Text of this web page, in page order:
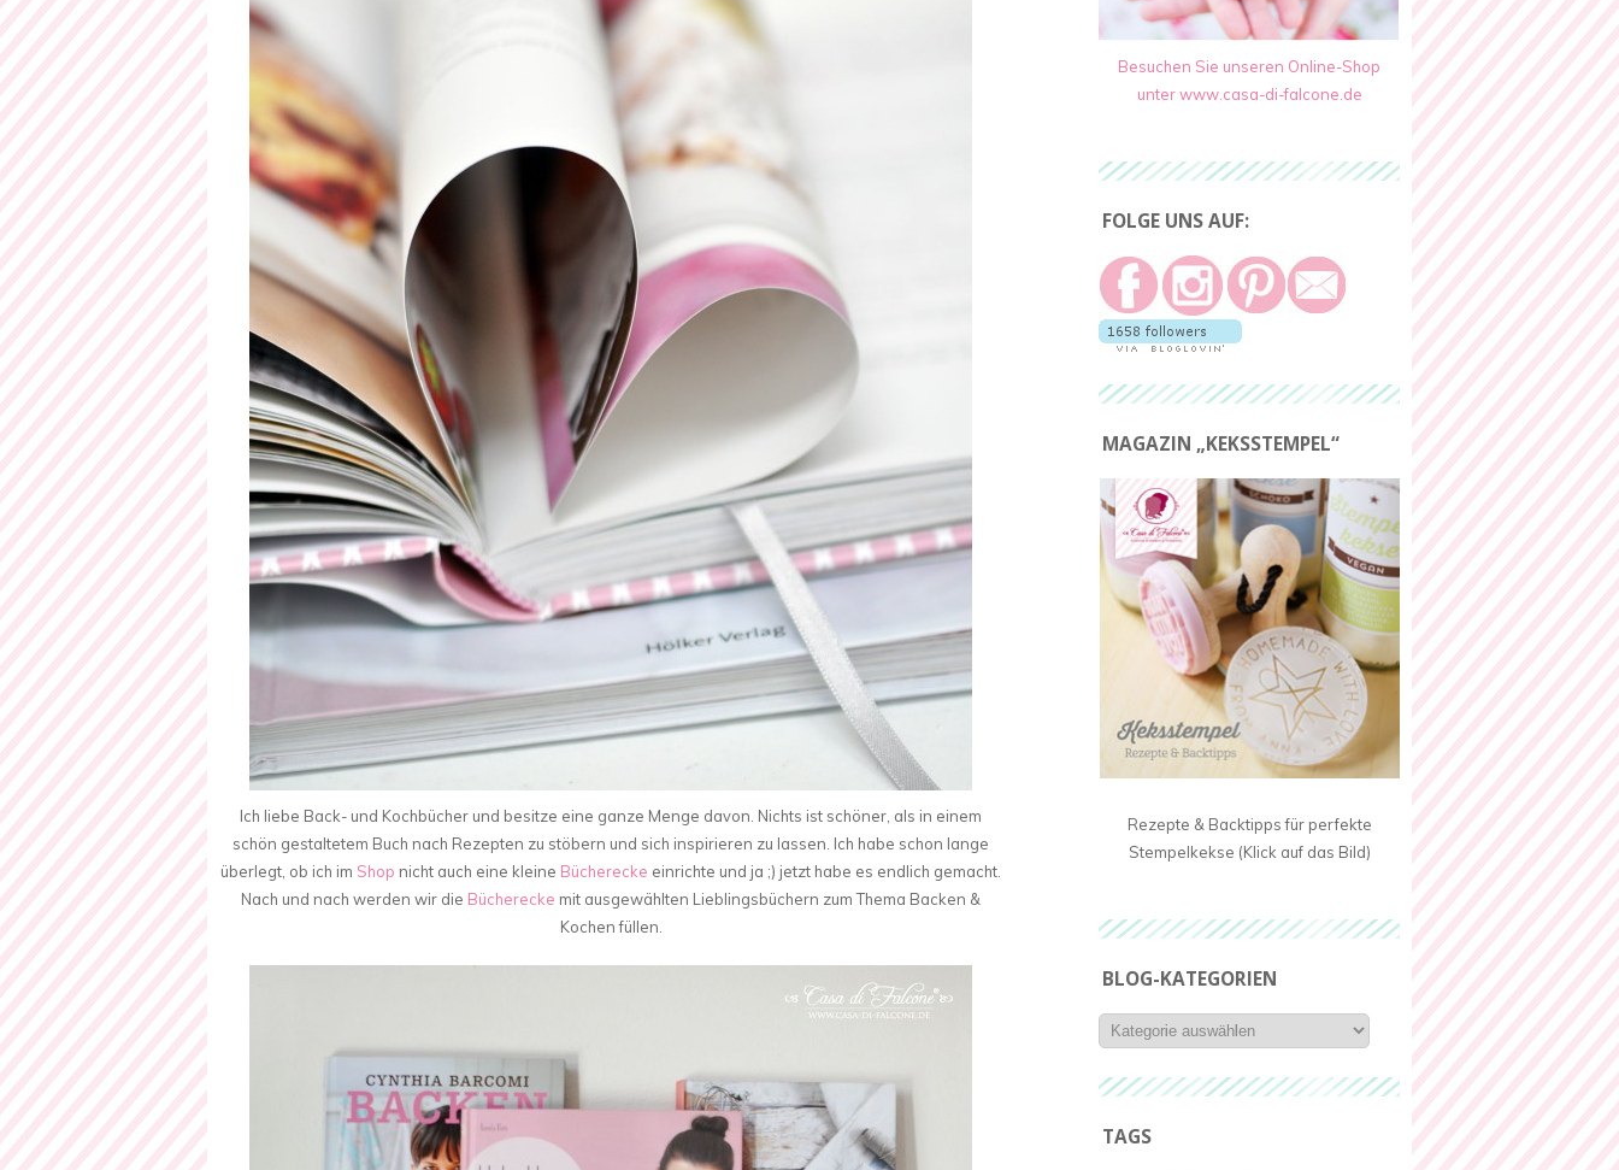
Ich liebe Back- und Kochbücher und besitze eine ganze Menge davon. Nichts ist schöner, als in einem
schön gestaltetem Buch nach Rezepten zu stöbern und sich inspirieren zu lassen. Ich habe schon lange
überlegt, ob ich im Shop nicht auch eine kleine Bücherecke einrichte und ja ;) jetzt habe es endlich gemacht.
Nach und nach werden wir die Bücherecke mit ausgewählten Lieblingsbüchern zum Thema Backen &
Kochen füllen.
Besuchen Sie unseren Online-Shop
unter www.casa-di-falcone.de
FOLGE UNS AUF:
MAGAZIN „KEKSSTEMPEL“
Rezepte & Backtipps für perfekte
Stempelkekse (Klick auf das Bild)
BLOG-KATEGORIEN
Blog-
Kategorien
TAGS